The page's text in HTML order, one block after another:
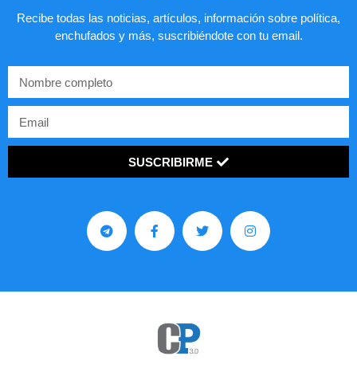
Recibe todas las noticias, artículos, información sobre política,
enchufados y más, suscribiéndote con tu email.
SUSCRIBIRME